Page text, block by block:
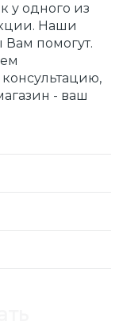
у одного из
Наши
помогут.
- ваш